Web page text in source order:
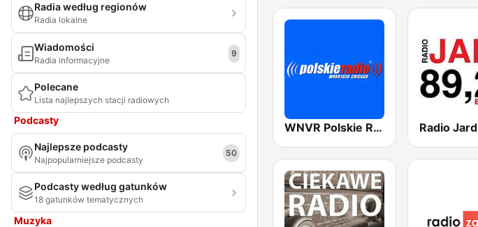
Radia według regionów
Radia lokalne
Wiadomości
Radia informacyjne
9
Polecane
Lista najlepszych stacji radiowych
Podcasty
Najlepsze podcasty
Najpopularniejsze podcasty
50
Podcasty według gatunków
18 gatunków tematycznych
Muzyka
WNVR Polskie Radio 1030 Chicago Radio Jard